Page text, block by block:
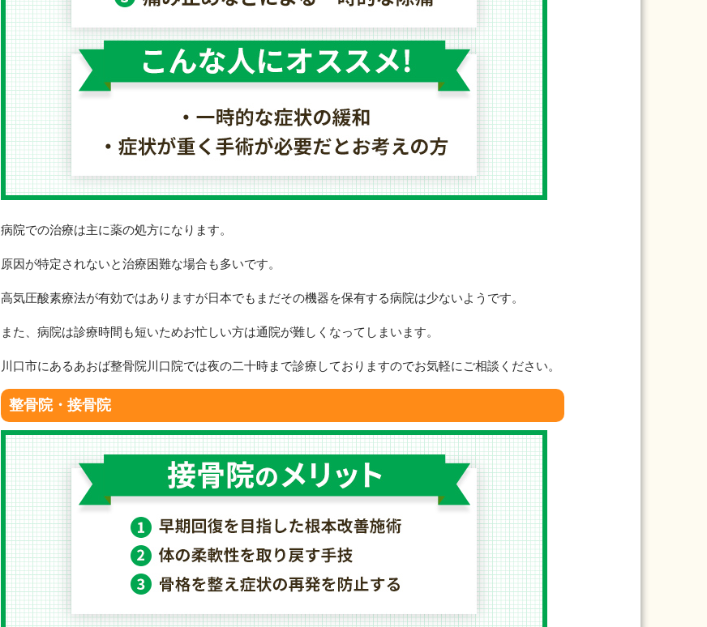
病院での治療は主に薬の処方になります。
原因が特定されないと治療困難な場合も多いです。
高気圧酸素療法が有効ではありますが日本でもまだその機器を保有する病院は少ないようです。
また、病院は診療時間も短いためお忙しい方は通院が難しくなってしまいます。
川口市にあるあおば整骨院川口院では夜の二十時まで診療しておりますのでお気軽にご相談ください。
整骨院・接骨院